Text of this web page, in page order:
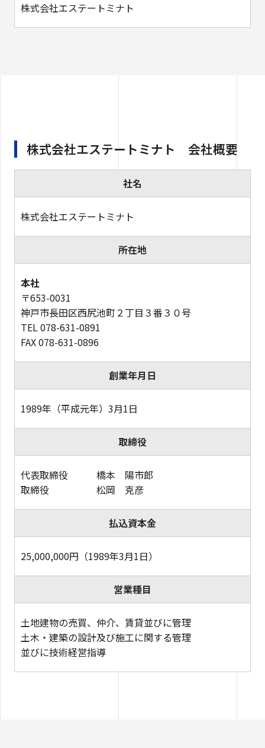
株式会社エステートミナト
株式会社エステートミナト 会社概要
社名
株式会社エステートミナト
所在地
本社
〒653-0031
神戸市長田区西尻池町２丁目３番３０号
TEL 078-631-0891
FAX 078-631-0896
創業年月日
1989年（平成元年）3月1日
取締役
代表取締役 橋本 陽市郎
取締役 松岡 克彦
払込資本金
25,000,000円（1989年3月1日）
営業種目
土地建物の売買、仲介、賃貸並びに管理
土木・建築の設計及び施工に関する管理
並びに技術経営指導